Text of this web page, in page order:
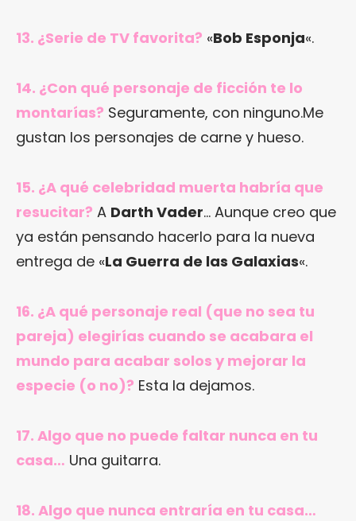
13. ¿Serie de TV favorita? «Bob Esponja«.
14. ¿Con qué personaje de ficción te lo
montarías? Seguramente, con ninguno.Me
gustan los personajes de carne y hueso.
15. ¿A qué celebridad muerta habría que
resucitar? A Darth Vader… Aunque creo que
ya están pensando hacerlo para la nueva
entrega de «La Guerra de las Galaxias«.
16. ¿A qué personaje real (que no sea tu
pareja) elegirías cuando se acabara el
mundo para acabar solos y mejorar la
especie (o no)? Esta la dejamos.
17. Algo que no puede faltar nunca en tu
casa… Una guitarra.
18. Algo que nunca entraría en tu casa…